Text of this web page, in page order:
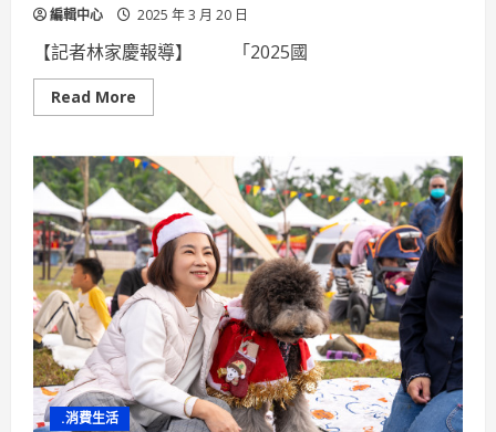
編輯中心 2025 年 3 月 20 日
【記者林家慶報導】 「2025國
Read More
more
際
自
由
車
公
路
大
賽
屏
東
創
意
加
油
站
.消費生活